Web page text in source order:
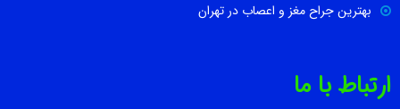
بهترین جراح مغز و اعصاب در تهران
ارتباط با ما